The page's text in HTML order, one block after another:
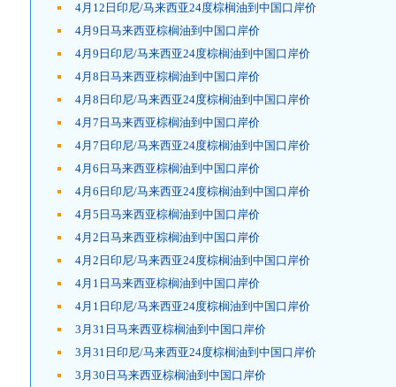
4月12日印尼/马来西亚24度棕榈油到中国口岸价
4月9日马来西亚棕榈油到中国口岸价
4月9日印尼/马来西亚24度棕榈油到中国口岸价
4月8日马来西亚棕榈油到中国口岸价
4月8日印尼/马来西亚24度棕榈油到中国口岸价
4月7日马来西亚棕榈油到中国口岸价
4月7日印尼/马来西亚24度棕榈油到中国口岸价
4月6日马来西亚棕榈油到中国口岸价
4月6日印尼/马来西亚24度棕榈油到中国口岸价
4月5日马来西亚棕榈油到中国口岸价
4月2日马来西亚棕榈油到中国口岸价
4月2日印尼/马来西亚24度棕榈油到中国口岸价
4月1日马来西亚棕榈油到中国口岸价
4月1日印尼/马来西亚24度棕榈油到中国口岸价
3月31日马来西亚棕榈油到中国口岸价
3月31日印尼/马来西亚24度棕榈油到中国口岸价
3月30日马来西亚棕榈油到中国口岸价